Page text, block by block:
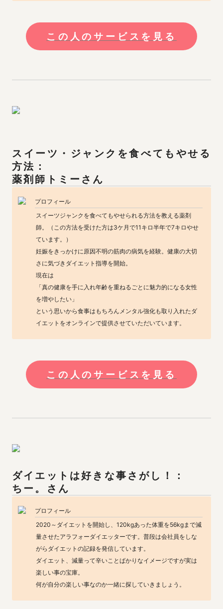
この人のサービスを見る
スイーツ・ジャンクを食べてもやせる
薬剤師トミーさん
プロフィール
スイーツジャンクを食べてもやせられる方法を教える薬剤
師。（この方法を受けた方は3ケ月で11キロ半年で7キロやせ
ています。）
妊娠をきっかけに原因不明の筋肉の病気を経験。健康の大切
さに気づきダイエット指導を開始。
現在は
「真の健康を手に入れ年齢を重ねるごとに魅力的になる女性
を増やしたい」
という思いから食事はもちろんメンタル強化も取り入れたダ
イエットをオンラインで提供させていただいています。
この人のサービスを見る
ちー。 さん
プロフィール
2020～ダイエットを開始し、120kgあった体重を56kgまで減
量させたアラフォーダイエッターです。普段は会社員をしな
がらダイエットの記録を発信しています。
ダイエット、減量って辛いことばかりなイメージですが実は
楽しい事の宝庫。
何が自分の楽しい事なのか一緒に探していきましょう。